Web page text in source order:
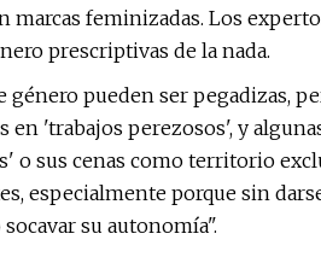
marcas feminizadas. Los
prescriptivas de la nada.
género pueden ser pegadizas,
​​en 'trabajos perezosos', y
o sus cenas como territorio
especialmente porque sin
su autonomía".